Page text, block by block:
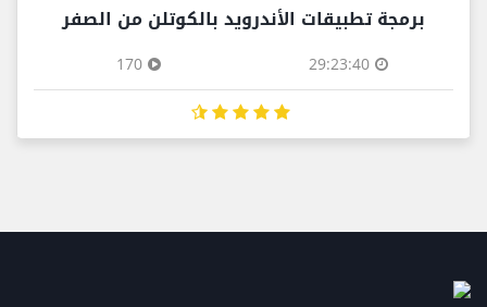
برمجة تطبيقات الأندرويد بالكوتلن من الصفر